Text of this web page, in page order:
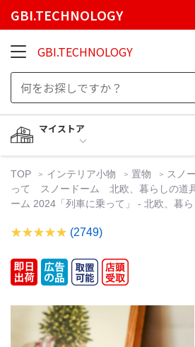
GBI.TECHNOLOGY
GBI.TECHNOLOGY
マイストア
TOP インテリア小物 置物
スノ
って スノードーム 北欧、暮らしの道
ーム 2024「列車に乗って」 - 北欧、暮
(2749)